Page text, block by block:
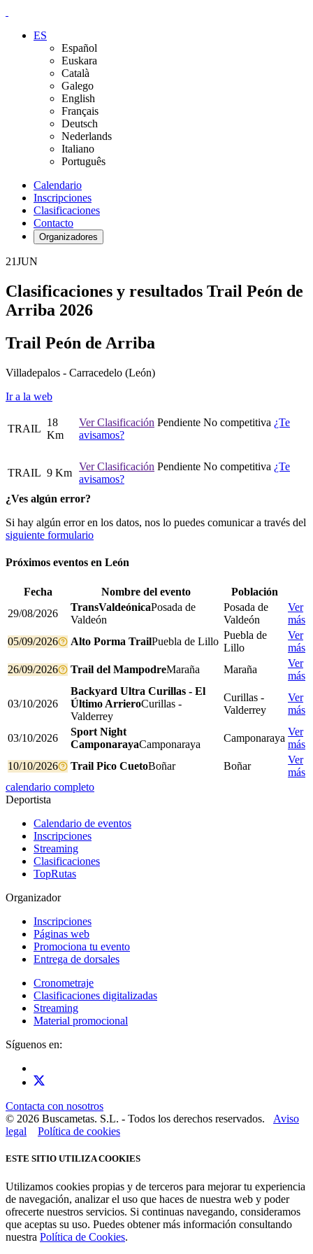
ES
Español
Euskara
Català
Galego
English
Français
Deutsch
Nederlands
Italiano
Português
Calendario
Inscripciones
Clasificaciones
Contacto
Organizadores
21JUN
Clasificaciones y resultados Trail Peón de
Arriba 2026
Trail Peón de Arriba
Villadepalos - Carracedelo (León)
Ir a la web
TRAIL
18
Km
Ver Clasificación Pendiente No competitiva ¿Te
avisamos?
TRAIL 9 Km
Ver Clasificación Pendiente No competitiva ¿Te
avisamos?
¿Ves algún error?
Si hay algún error en los datos, nos lo puedes comunicar a través del
siguiente formulario
Próximos eventos en León
Fecha Nombre del evento
Población
29/08/2026
TransValdeónicaPosada de
Valdeón
Posada de
Valdeón
Ver
más
05/09/2026
Alto Porma TrailPuebla de Lillo
Puebla de
Lillo
Ver
más
26/09/2026
Trail del MampodreMaraña Maraña
Ver
más
03/10/2026
Backyard Ultra Curillas - El
Último ArrieroCurillas -
Valderrey
Curillas -
Valderrey
Ver
más
03/10/2026
Sport Night
CamponarayaCamponaraya
Camponaraya
Ver
más
10/10/2026
Trail Pico CuetoBoñar Boñar
Ver
más
calendario completo
Deportista
Calendario de eventos
Inscripciones
Streaming
Clasificaciones
TopRutas
Organizador
Inscripciones
Páginas web
Promociona tu evento
Entrega de dorsales
Cronometraje
Clasificaciones digitalizadas
Streaming
Material promocional
Síguenos en:
Contacta con nosotros
© 2026 Buscametas. S.L. - Todos los derechos reservados. Aviso
legal
Política de cookies
ESTE SITIO UTILIZA COOKIES
Utilizamos cookies propias y de terceros para mejorar tu experiencia
de navegación, analizar el uso que haces de nuestra web y poder
ofrecerte nuestros servicios. Si continuas navegando, consideramos
que aceptas su uso. Puedes obtener más información consultando
nuestra Política de Cookies.